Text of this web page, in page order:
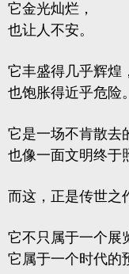
它金光灿烂，
也让人不安。
它丰盛得几乎辉煌
也饱胀得近乎危险。
它是一场不肯散去
也像一面文明终于
而这，正是传世之
它不只属于一个展
它属于一个时代的